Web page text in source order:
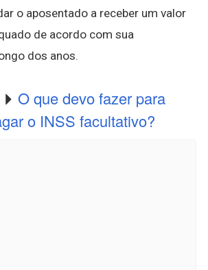
o aposentado a receber um valor
de acordo com sua
dos anos.
O que devo fazer para
o INSS facultativo?